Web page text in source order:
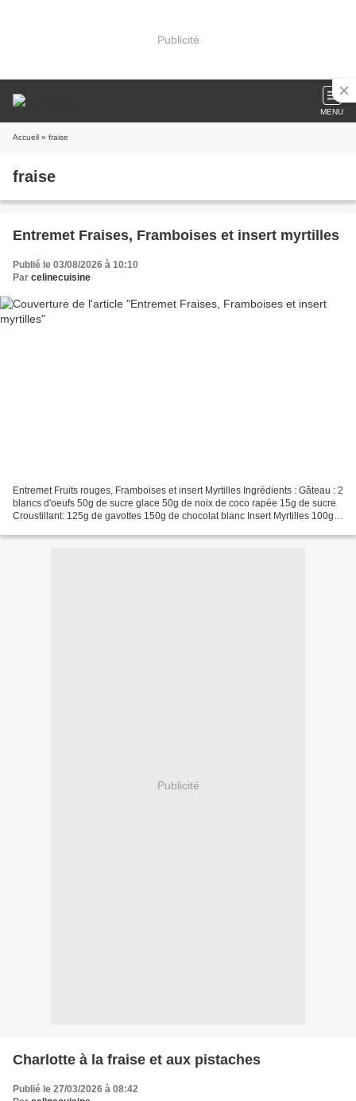
Publicité
MENU
Accueil » fraise
fraise
Entremet Fraises, Framboises et insert myrtilles
Publié le 03/08/2026 à 10:10
Par celinecuisine
Entremet Fruits rouges, Framboises et insert Myrtilles Ingrédients : Gâteau : 2
blancs d'oeufs 50g de sucre glace 50g de noix de coco rapée 15g de sucre
Croustillant: 125g de gavottes 150g de chocolat blanc Insert Myrtilles 100g
Publicité
Charlotte à la fraise et aux pistaches
Publié le 27/03/2026 à 08:42